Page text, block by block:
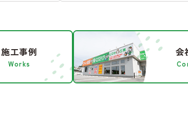
施工事例
Works
会